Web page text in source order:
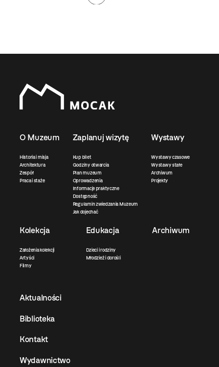
O Muzeum
Historia i misja
Architektura
Zespół
Praca i staże
Zaplanuj wizytę
Kup bilet
Godziny otwarcia
Plan muzeum
Oprowadzenia
Informacje praktyczne
Dostępność
Regulamin zwiedzania Muzeum
Jak dojechać
Wystawy
Wystawy czasowe
Wystawy stałe
Archiwum
Projekty
Kolekcja
Założenia kolekcji
Artyści
Filmy
Edukacja
Dzieci i rodziny
Młodzież i dorośli
Archiwum
Aktualności
Biblioteka
Kontakt
Wydawnictwo